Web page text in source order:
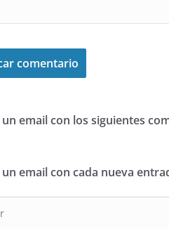
un email con los siguientes
un email con cada nueva